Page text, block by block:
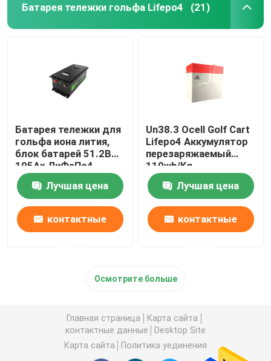
Батарея тележки гольфа Lifepo4 (21)
Батарея тележки для
гольфа иона лития,
блок батарей 51.2В
105Ах ЛиФеПо4
Лучшая цена
контактные
Un38.3 Ocell Golf Cart
Lifepo4 Аккумулятор
перезаряжаемый
110wh/Kg
Лучшая цена
контактные
Осмотрите больше
Главная страница
Карта сайта
контактные данные
Desktop Site
Карта сайта
Политика уединения